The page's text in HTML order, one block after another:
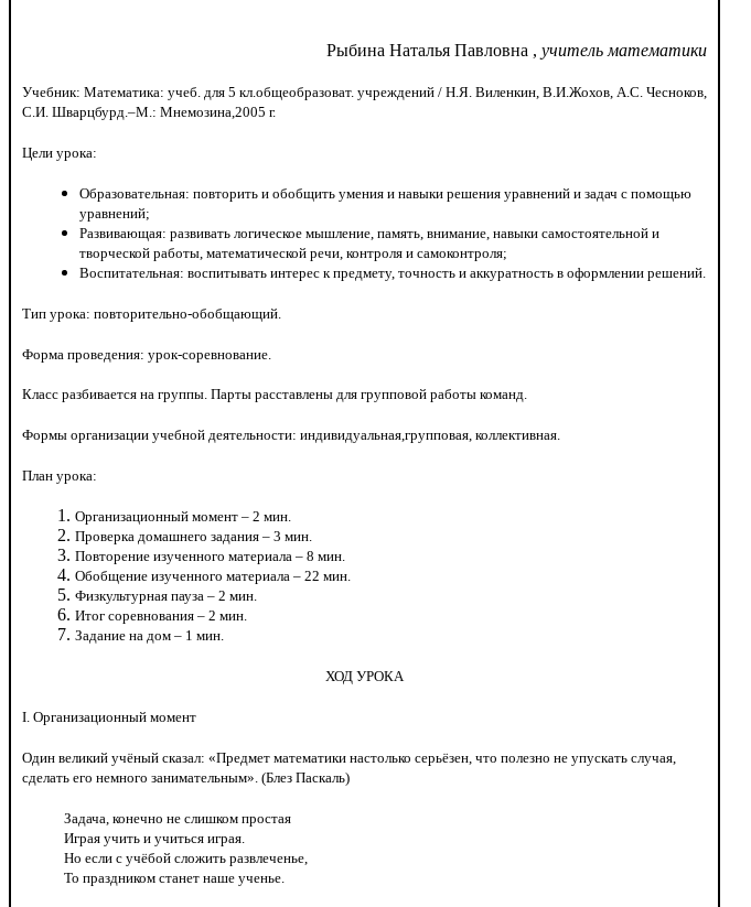
Рыбина Наталья Павловна , учитель математики
Учебник: Математика: учеб. для 5 кл.общеобразоват. учреждений / Н.Я. Виленкин, В.И.Жохов, А.С. Чесноков,
С.И. Шварцбурд.–М.: Мнемозина,2005 г.
Цели урока:
Образовательная: повторить и обобщить умения и навыки решения уравнений и задач с помощью
уравнений;
Развивающая: развивать логическое мышление, память, внимание, навыки самостоятельной и
творческой работы, математической речи, контроля и самоконтроля;
Воспитательная: воспитывать интерес к предмету, точность и аккуратность в оформлении решений.
Тип урока: повторительно-обобщающий.
Форма проведения: урок-соревнование.
Класс разбивается на группы. Парты расставлены для групповой работы команд.
Формы организации учебной деятельности: индивидуальная,групповая, коллективная.
План урока:
Организационный момент – 2 мин.
Проверка домашнего задания – 3 мин.
Повторение изученного материала – 8 мин.
Обобщение изученного материала – 22 мин.
Физкультурная пауза – 2 мин.
Итог соревнования – 2 мин.
Задание на дом – 1 мин.
ХОД УРОКА
I. Организационный момент
Один великий учёный сказал: «Предмет математики настолько серьёзен, что полезно не упускать случая,
сделать его немного занимательным». (Блез Паскаль)
Задача, конечно не слишком простая
Играя учить и учиться играя.
Но если с учёбой сложить развлеченье,
То праздником станет наше ученье.